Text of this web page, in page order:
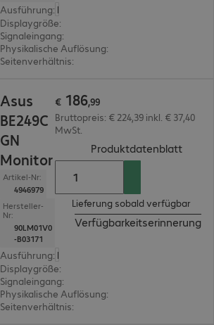
Ausführung: Europäisch
Displaygröße:
Signaleingang:
Physikalische Auflösung:
Seitenverhältnis:
Asus
BE249C
GN
Monitor
Artikel-Nr:
4946979
Hersteller-
Nr:
90LM01V0
-B03171
Ausführung: Europäisch
Displaygröße:
Signaleingang:
Physikalische Auflösung:
Seitenverhältnis:
€ 186,99
Bruttopreis: € 224,39 inkl. € 37,40
MwSt.
Produktdatenblatt(
Lieferung sobald verfügbar
Verfügbarkeitserinnerung